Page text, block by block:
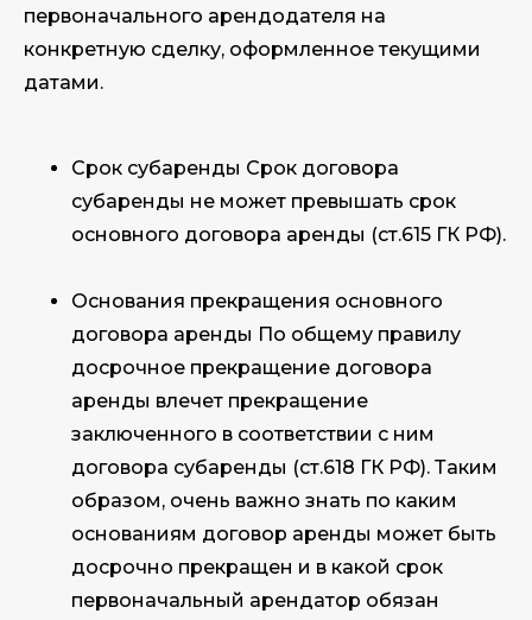
первоначального арендодателя на
конкретную сделку, оформленное текущими
датами.
Срок субаренды Срок договора
субаренды не может превышать срок
основного договора аренды (ст.615 ГК РФ).
Основания прекращения основного
договора аренды По общему правилу
досрочное прекращение договора
аренды влечет прекращение
заключенного в соответствии с ним
договора субаренды (ст.618 ГК РФ). Таким
образом, очень важно знать по каким
основаниям договор аренды может быть
досрочно прекращен и в какой срок
первоначальный арендатор обязан